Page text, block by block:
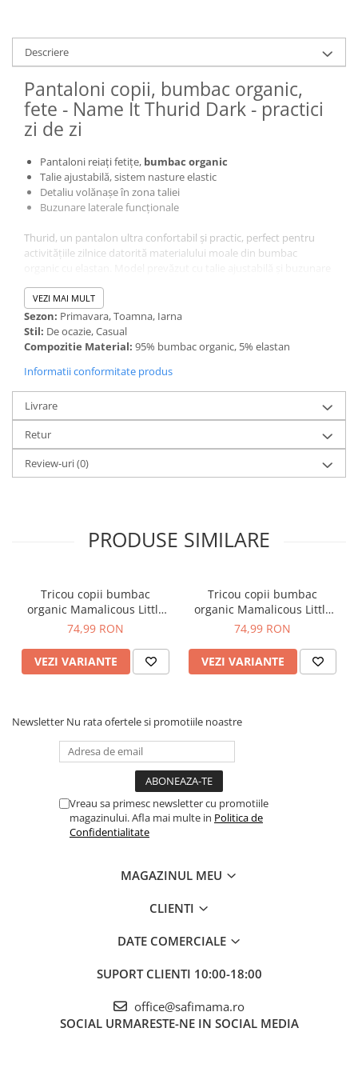
Descriere
Pantaloni copii, bumbac organic,
fete - Name It Thurid Dark - practici
zi de zi
Pantaloni reiați fetițe, bumbac organic
Talie ajustabilă, sistem nasture elastic
Detaliu volănașe în zona taliei
Buzunare laterale funcționale
Thurid, un pantalon ultra confortabil şi practic, perfect pentru
activităţiile zilnice datorită materialului moale din bumbac
VEZI MAI MULT
Sezon: Primavara, Toamna, Iarna
Stil: De ocazie, Casual
Compozitie Material: 95% bumbac organic, 5% elastan
Informatii conformitate produs
Livrare
Retur
Review-uri(0)
PRODUSE SIMILARE
Tricou copii bumbac
organic Mamalicous Little
Anora
74,99 RON
VEZI VARIANTE
Tricou copii bumbac
organic Mamalicous Little
Lucca
74,99 RON
VEZI VARIANTE
Newsletter Nu rata ofertele si promotiile noastre
Vreau sa primesc newsletter cu promotiile
magazinului. Afla mai multe in Politica de
Confidentialitate
MAGAZINUL MEU
CLIENTI
DATE COMERCIALE
SUPORT CLIENTI 10:00-18:00
office@safimama.ro
SOCIAL URMARESTE-NE IN SOCIAL MEDIA